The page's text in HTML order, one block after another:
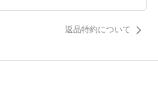
返品特約について